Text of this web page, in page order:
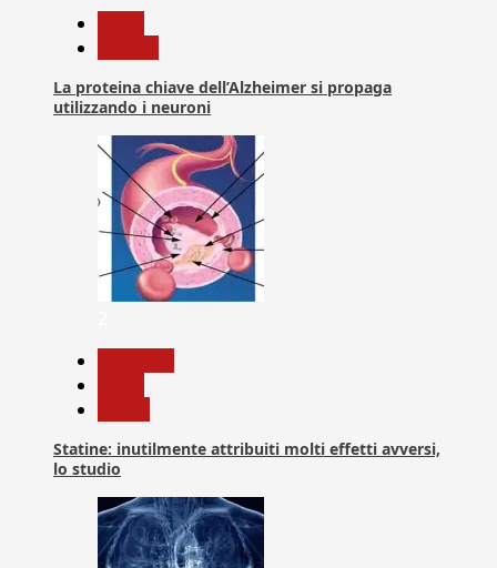
La proteina chiave dell’Alzheimer si propaga
utilizzando i neuroni
Statine: inutilmente attribuiti molti effetti avversi,
lo studio